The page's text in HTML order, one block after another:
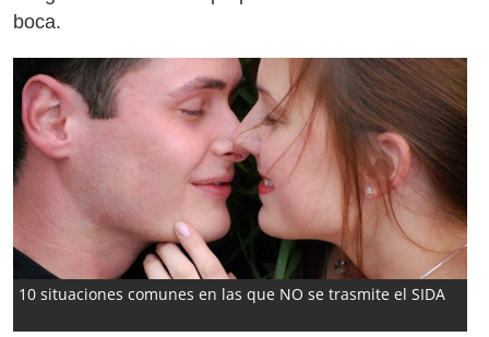
boca.
10 situaciones comunes en las que NO se trasmite el SIDA